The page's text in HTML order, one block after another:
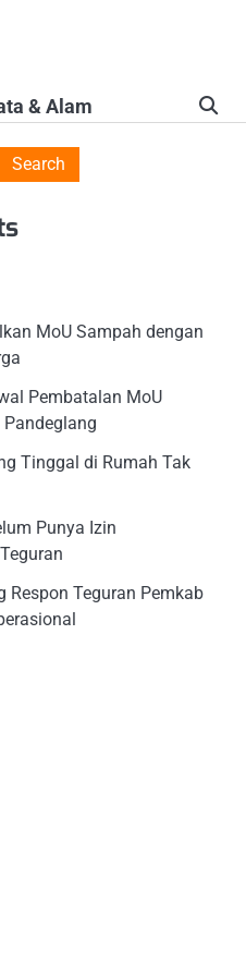
& Alam
MoU Sampah dengan
Pembatalan MoU
Tinggal di Rumah Tak
Punya Izin
Respon Teguran Pemkab